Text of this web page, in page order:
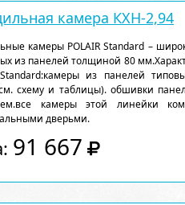
камера КХН-2,94
камеры POLAIR Standard –
из панелей толщиной 80
Standard:камеры из панелей
схему и таблицы). обшивки
камеры этой линейки
дверьми.
91 667